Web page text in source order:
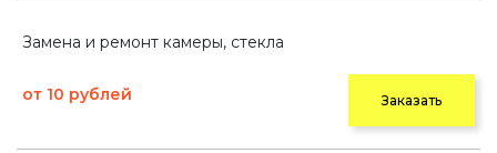
Замена и ремонт камеры, стекла
от 10 рублей Заказать